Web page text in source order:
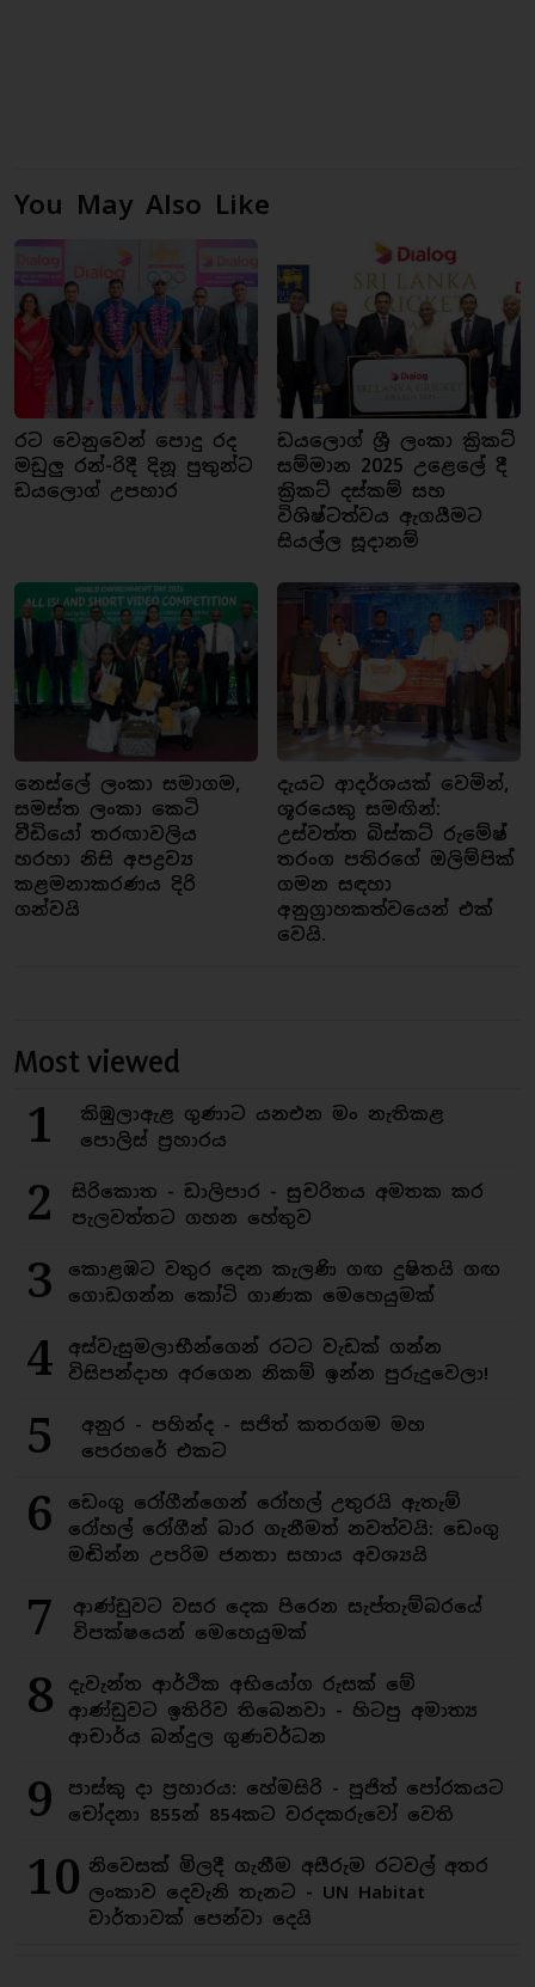
You May Also Like
රට වෙනුවෙන් පොදු රද
මඩුලු රන්-රිදී දිනූ පුතුන්ට
ඩයලොග් උපහාර
ඩයලොග් ශ්‍රී ලංකා ක්‍රිකට්
සම්මාන 2025 උළෙලේ දී
ක්‍රිකට් දස්කම් සහ
විශිෂ්ටත්වය ඇගයීමට
සියල්ල සූදානම්
නෙස්ලේ ලංකා සමාගම,
සමස්ත ලංකා කෙටි
වීඩියෝ තරඟාවලිය
හරහා නිසි අපද්‍රව්‍ය
කළමනාකරණය දිරි
ගන්වයි
දැයට ආදර්ශයක් වෙමින්,
ශූරයෙකු සමඟින්:
උස්වත්ත බිස්කට් රුමේෂ්
තරංග පතිරගේ ඔලිම්පික්
ගමන සඳහා
අනුග්‍රාහකත්වයෙන් එක්
වෙයි.
Most viewed
1
කිඹුලාඇළ ගුණාට යනඑන මං නැතිකළ
පොලිස් ප්‍රහාරය
2
සිරිකොත - ඩාලිපාර - සුචරිතය අමතක කර
පැලවත්තට ගහන හේතුව
3
කොළඹට වතුර දෙන කැලණි ගඟ දුෂිතයි ගඟ
ගොඩගන්න කෝටි ගාණක මෙහෙයුමක්
4
අස්වැසුමලාභීන්ගෙන් රටට වැඩක් ගන්න
විසිපන්දාහ අරගෙන නිකම් ඉන්න පුරුදුවෙලා!
5
අනුර - පහින්ද - සජිත් කතරගම මහ
පෙරහරේ එකට
6
ඩෙංගු රෝගීන්ගෙන් රෝහල් උතුරයි ඇතැම්
රෝහල් රෝගීන් බාර ගැනීමත් නවත්වයි: ඩෙංගු
මඬින්න උපරිම ජනතා සහාය අවශ්‍යයි
7
ආණ්ඩුවට වසර දෙක පිරෙන සැප්තැම්බරයේ
විපක්ෂයෙන් මෙහෙයුමක්
8
දැවැන්ත ආර්ථික අභියෝග රුසක් මේ
ආණ්ඩුවට ඉතිරිව තිබෙනවා - හිටපු අමාත්‍ය
ආචාර්ය බන්දුල ගුණවර්ධන
9
පාස්කු දා ප්‍රහාරය: හේමසිරි - පූජිත් පෝරකයට
චෝදනා 855න් 854කට වරදකරුවෝ වෙති
10 නිවෙසක් මිලදී ගැනීම අසීරුම රටවල් අතර
ලංකාව දෙවැනි තැනට - UN Habitat
වාර්තාවක් පෙන්වා දෙයි